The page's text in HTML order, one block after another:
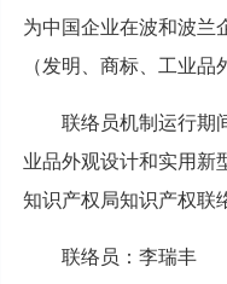
为中国企业在波和波兰
（发明、商标、工业品
联络员机制运行期
业品外观设计和实用新
知识产权局知识产权联
联络员：李瑞丰